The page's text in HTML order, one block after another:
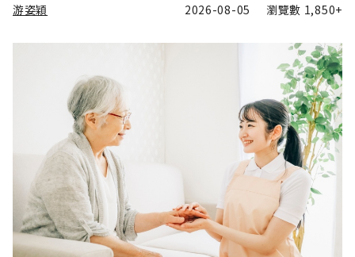
游姿穎 2026-08-05 瀏覽數 1,850+